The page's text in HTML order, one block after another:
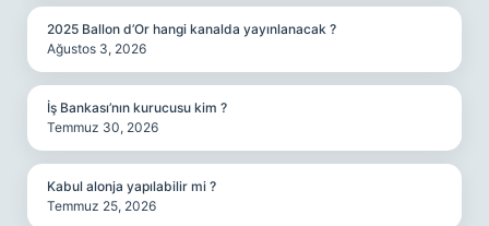
2025 Ballon d’Or hangi kanalda yayınlanacak ?
Ağustos 3, 2026
İş Bankası’nın kurucusu kim ?
Temmuz 30, 2026
Kabul alonja yapılabilir mi ?
Temmuz 25, 2026